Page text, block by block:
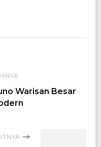
Warisan Besar